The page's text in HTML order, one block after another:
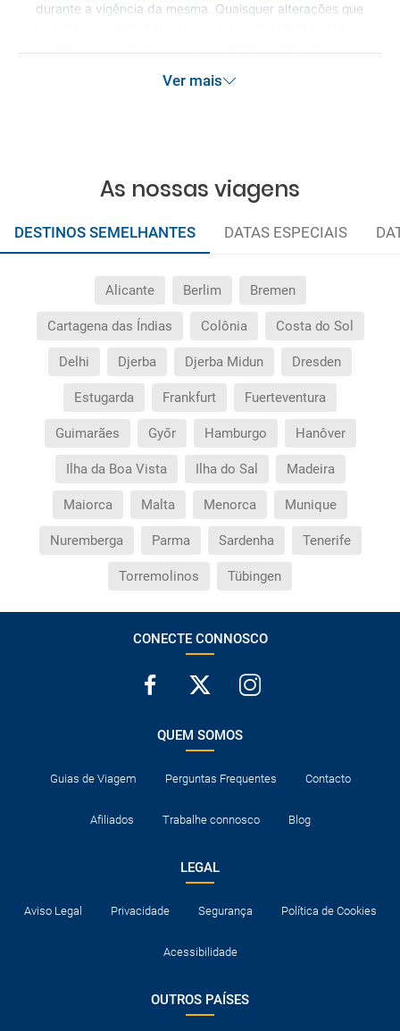
durante a vigência da mesma. Quaisquer alterações que
Ver mais
As nossas viagens
DESTINOS SEMELHANTES DATAS ESPECIAIS
Alicante Berlim Bremen
Cartagena das Índias Colônia Costa do Sol
Delhi Djerba Djerba Midun Dresden
Estugarda Frankfurt Fuerteventura
Guimarães Győr Hamburgo Hanôver
Ilha da Boa Vista Ilha do Sal Madeira
Maiorca Malta Menorca Munique
Nuremberga Parma Sardenha Tenerife
Torremolinos Tübingen
CONECTE CONNOSCO
QUEM SOMOS
Guias de Viagem Perguntas Frequentes Contacto
Afiliados Trabalhe connosco Blog
LEGAL
Aviso Legal Privacidade Segurança Política de Cookies
Acessibilidade
OUTROS PAÍSES